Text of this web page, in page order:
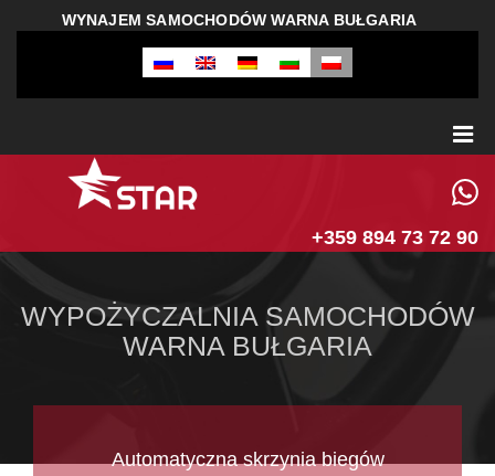
WYNAJEM SAMOCHODÓW WARNA BUŁGARIA
+359 894 73 72 90
WYPOŻYCZALNIA SAMOCHODÓW
WARNA BUŁGARIA
Automatyczna skrzynia biegów